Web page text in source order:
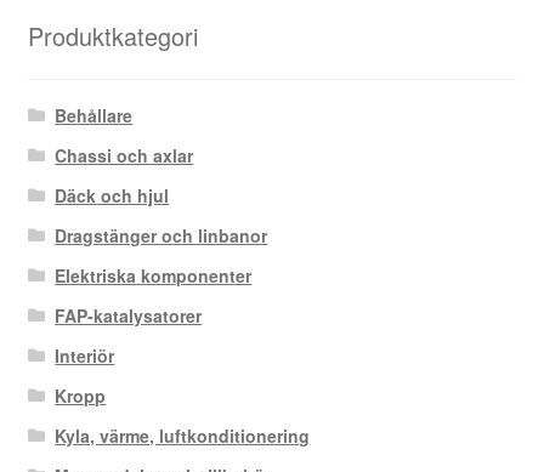
Produktkategori
Behållare
Chassi och axlar
Däck och hjul
Dragstänger och linbanor
Elektriska komponenter
FAP-katalysatorer
Interiör
Kropp
Kyla, värme, luftkonditionering